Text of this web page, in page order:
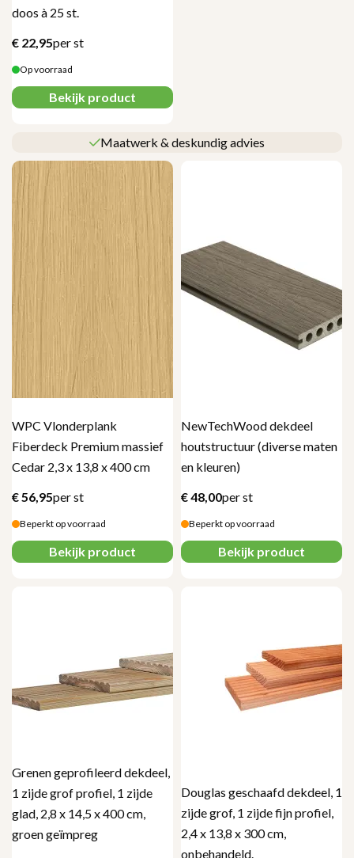
doos à 25 st.
€ 22,95per st
Op voorraad
Bekijk product
Maatwerk & deskundig advies
WPC Vlonderplank
Fiberdeck Premium massief
Cedar 2,3 x 13,8 x 400 cm
€56,95per st
Beperkt op voorraad
Bekijk product
NewTechWood dekdeel
houtstructuur (diverse maten
en kleuren)
€48,00per st
Beperkt op voorraad
Bekijk product
Grenen geprofileerd dekdeel,
1 zijde grof profiel, 1 zijde
glad, 2,8 x 14,5 x 400 cm,
groen geïmpreg
Douglas geschaafd dekdeel, 1
zijde grof, 1 zijde fijn profiel,
2,4 x 13,8 x 300 cm,
onbehandeld.